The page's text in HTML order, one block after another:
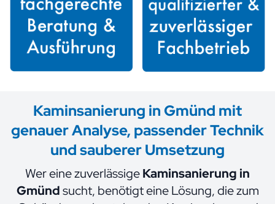
Kaminsanierung in Gmünd mit
genauer Analyse, passender Technik
und sauberer Umsetzung
Wer eine zuverlässigeKaminsanierung in
Gmündsucht, benötigt eine Lösung, die zum